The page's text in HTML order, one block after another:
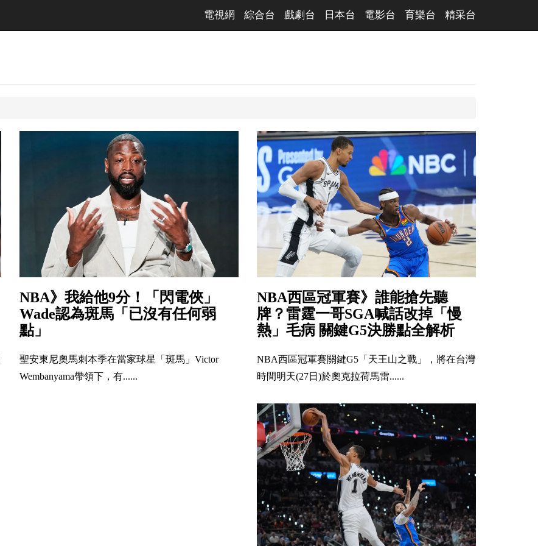
電視網 綜合台 戲劇台 日本台 電影台 育樂台 精采台
NBA》我給他9分！「閃電俠」
Wade認為斑馬「已沒有任何弱
點」
聖安東尼奧馬刺本季在當家球星「斑馬」Victor
Wembanyama帶領下，有......
NBA西區冠軍賽》誰能搶先聽
牌？雷霆一哥SGA喊話改掉「慢
熱」毛病 關鍵G5決勝點全解析
NBA西區冠軍賽關鍵G5「天王山之戰」，將在台灣
時間明天(27日)於奧克拉荷馬雷......